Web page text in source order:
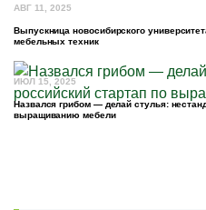
АВГ 11, 2025
Выпускница новосибирского
мебельных техник
ИЮЛ 15, 2025
Назвался грибом — делай стулья:
выращиванию мебели